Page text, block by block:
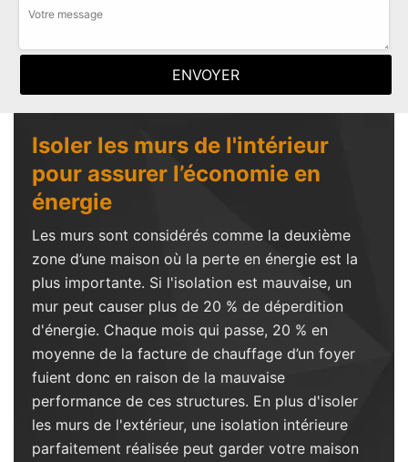
Isoler les murs de l'intérieur
pour assurer l’économie en
énergie
Les murs sont considérés comme la deuxième
zone d’une maison où la perte en énergie est la
plus importante. Si l'isolation est mauvaise, un
mur peut causer plus de 20 % de déperdition
d'énergie. Chaque mois qui passe, 20 % en
moyenne de la facture de chauffage d’un foyer
fuient donc en raison de la mauvaise
performance de ces structures. En plus d'isoler
les murs de l'extérieur, une isolation intérieure
parfaitement réalisée peut garder votre maison